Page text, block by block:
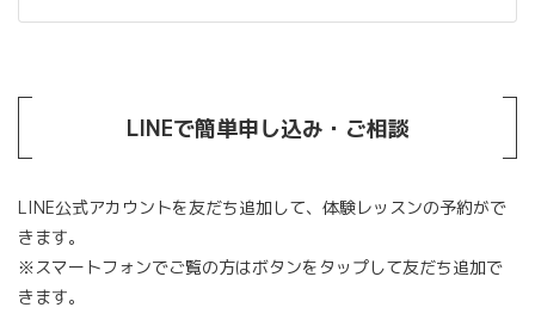
LINEで簡単申し込み・ご相談
LINE公式アカウントを友だち追加して、体験レッスンの予約がで
きます。
※スマートフォンでご覧の方はボタンをタップして友だち追加で
きます。